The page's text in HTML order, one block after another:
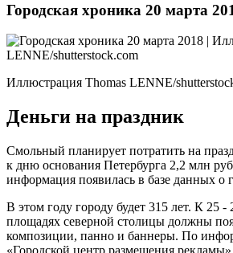
Городская хроника 20 марта
Иллюстрация Thomas LENNE/
Деньги на праздник
Смольный планирует потратить на
к дню основания Петербурга 2,2 млн
информация появилась в базе данных о
В этом году городу будет 315 лет. К 25 -
площадях северной столицы должны
композиции, панно и баннеры. По